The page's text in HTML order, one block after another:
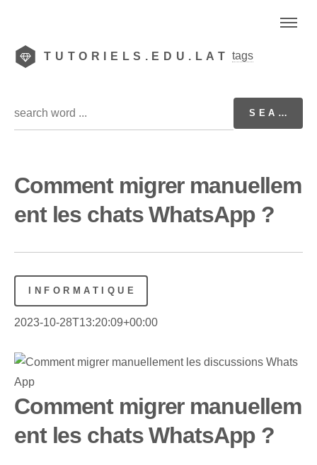
TUTORIELS.EDU.LAT tags
Comment migrer manuellem
ent les chats WhatsApp ?
INFORMATIQUE
2023-10-28T13:20:09+00:00
Comment migrer manuellem
ent les chats WhatsApp ?